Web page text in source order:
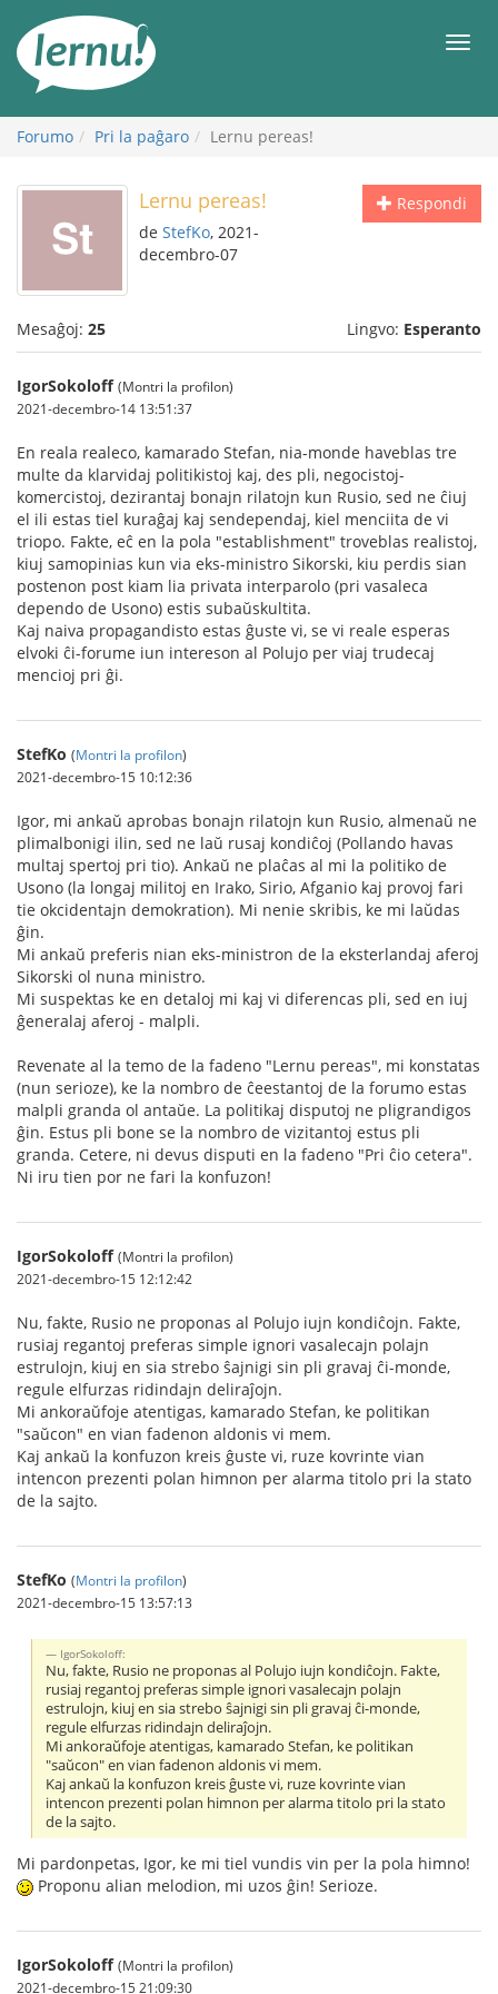
enhavo
Forumo Pri la paĝaro Lernu pereas!
Respondi
Lernu pereas!
de StefKo, 2021-
decembro-07
Mesaĝoj: 25 Lingvo: Esperanto
IgorSokoloff (Montri la profilon)
2021-decembro-14 13:51:37
En reala realeco, kamarado Stefan, nia-monde haveblas tre
multe da klarvidaj politikistoj kaj, des pli, negocistoj-
komercistoj, dezirantaj bonajn rilatojn kun Rusio, sed ne ĉiuj
el ili estas tiel kuraĝaj kaj sendependaj, kiel menciita de vi
triopo. Fakte, eĉ en la pola "establishment" troveblas realistoj,
kiuj samopinias kun via eks-ministro Sikorski, kiu perdis sian
postenon post kiam lia privata interparolo (pri vasaleca
dependo de Usono) estis subaŭskultita.
Kaj naiva propagandisto estas ĝuste vi, se vi reale esperas
elvoki ĉi-forume iun intereson al Polujo per viaj trudecaj
mencioj pri ĝi.
StefKo (Montri la profilon)
2021-decembro-15 10:12:36
Igor, mi ankaŭ aprobas bonajn rilatojn kun Rusio, almenaŭ ne
plimalbonigi ilin, sed ne laŭ rusaj kondiĉoj (Pollando havas
multaj spertoj pri tio). Ankaŭ ne plaĉas al mi la politiko de
Usono (la longaj militoj en Irako, Sirio, Afganio kaj provoj fari
tie okcidentajn demokration). Mi nenie skribis, ke mi laŭdas
ĝin.
Mi ankaŭ preferis nian eks-ministron de la eksterlandaj aferoj
Sikorski ol nuna ministro.
Mi suspektas ke en detaloj mi kaj vi diferencas pli, sed en iuj
ĝeneralaj aferoj - malpli.
Revenate al la temo de la fadeno "Lernu pereas", mi konstatas
(nun serioze), ke la nombro de ĉeestantoj de la forumo estas
malpli granda ol antaŭe. La politikaj disputoj ne pligrandigos
ĝin. Estus pli bone se la nombro de vizitantoj estus pli
granda. Cetere, ni devus disputi en la fadeno "Pri ĉio cetera".
Ni iru tien por ne fari la konfuzon!
IgorSokoloff (Montri la profilon)
2021-decembro-15 12:12:42
Nu, fakte, Rusio ne proponas al Polujo iujn kondiĉojn. Fakte,
rusiaj regantoj preferas simple ignori vasalecajn polajn
estrulojn, kiuj en sia strebo ŝajnigi sin pli gravaj ĉi-monde,
regule elfurzas ridindajn deliraĵojn.
Mi ankoraŭfoje atentigas, kamarado Stefan, ke politikan
"saŭcon" en vian fadenon aldonis vi mem.
Kaj ankaŭ la konfuzon kreis ĝuste vi, ruze kovrinte vian
intencon prezenti polan himnon per alarma titolo pri la stato
de la sajto.
StefKo (Montri la profilon)
2021-decembro-15 13:57:13
IgorSokoloff:
Nu, fakte, Rusio ne proponas al Polujo iujn kondiĉojn. Fakte,
rusiaj regantoj preferas simple ignori vasalecajn polajn
estrulojn, kiuj en sia strebo ŝajnigi sin pli gravaj ĉi-monde,
regule elfurzas ridindajn deliraĵojn.
Mi ankoraŭfoje atentigas, kamarado Stefan, ke politikan
"saŭcon" en vian fadenon aldonis vi mem.
Kaj ankaŭ la konfuzon kreis ĝuste vi, ruze kovrinte vian
intencon prezenti polan himnon per alarma titolo pri la stato
de la sajto.
Mi pardonpetas, Igor, ke mi tiel vundis vin per la pola himno!
Proponu alian melodion, mi uzos ĝin! Serioze.
IgorSokoloff (Montri la profilon)
2021-decembro-15 21:09:30